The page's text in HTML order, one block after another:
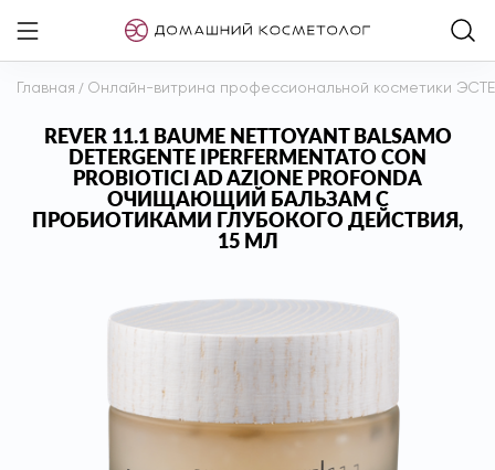
Главная / Онлайн-витрина профессиональной косметики
REVER 11.1 BAUME NETTOYANT BALSAMO
DETERGENTE IPERFERMENTATO CON
PROBIOTICI AD AZIONE PROFONDA
ОЧИЩАЮЩИЙ БАЛЬЗАМ С
ПРОБИОТИКАМИ ГЛУБОКОГО ДЕЙСТВИЯ,
15 МЛ